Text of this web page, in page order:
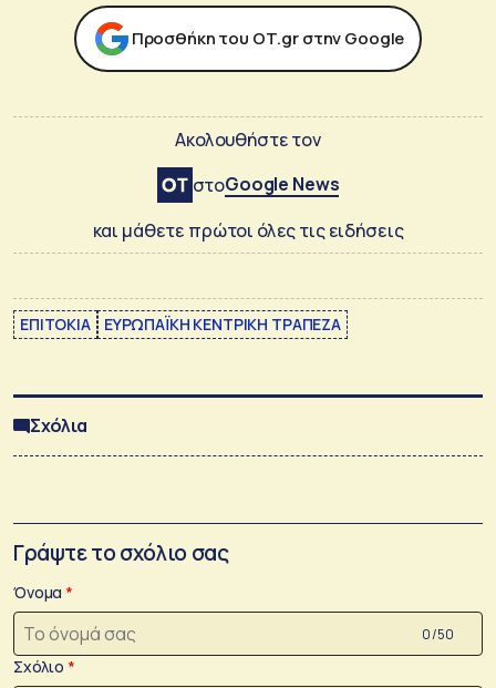
Προσθήκη του ΟΤ.gr στην Google
Ακολουθήστε τον
στοGoogle News
και μάθετε πρώτοι όλες τις ειδήσεις
ΕΠΙΤΟΚΙΑ ΕΥΡΩΠΑΪΚΗ ΚΕΝΤΡΙΚΗ ΤΡΑΠΕΖΑ
Σχόλια
Γράψτε το σχόλιο σας
Όνομα
0 /50
Σχόλιο